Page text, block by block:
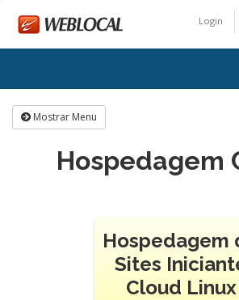
Login
Mostrar Menu
Hospedagem
Hospedagem
Sites
Cloud Linux